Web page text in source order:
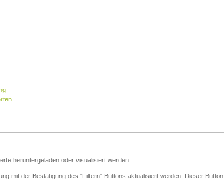
heruntergeladen oder visualisiert werden.
mit der Bestätigung des "Filtern" Buttons aktualisiert werden. Dieser Button